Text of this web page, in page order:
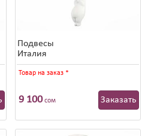
Подвесы
Италия
Товар на заказ *
9 100сом Заказать